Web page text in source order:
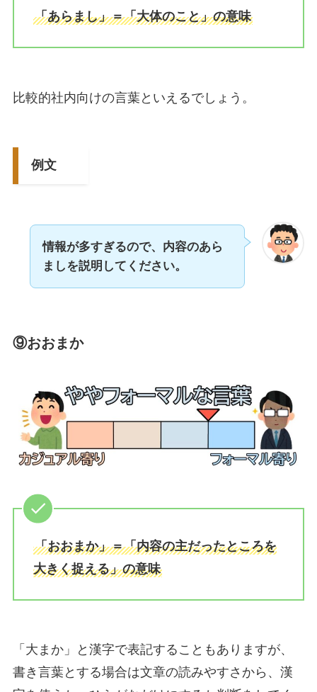
「あらまし」＝「大体のこと」の意味
比較的社内向けの言葉といえるでしょう。
例文
情報が多すぎるので、内容のあら
ましを説明してください。
⑨おおまか
「おおまか」＝「内容の主だったところを
大きく捉える」の意味
「大まか」と漢字で表記することもありますが、
書き言葉とする場合は文章の読みやすさから、漢